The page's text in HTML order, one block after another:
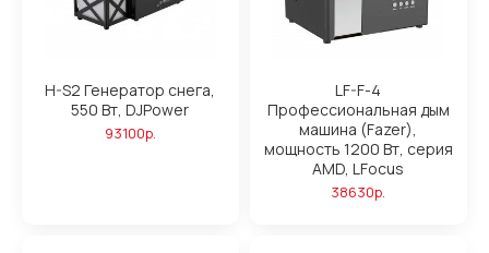
H-S2 Генератор снега,
550 Вт, DJPower
93100р.
LF-F-4
Профессиональная дым
машина (Fazer),
мощность 1200 Вт, серия
AMD, LFocus
38630р.